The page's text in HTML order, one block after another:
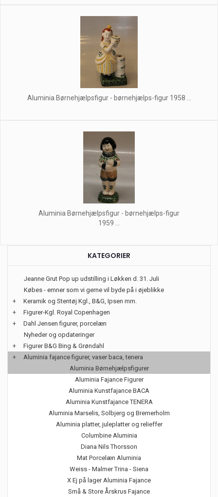
Aluminia Børnehjælpsfigur - børnehjælps-figur 1958 ...
Aluminia Børnehjælpsfigur - børnehjælps-figur
1959 ...
KATEGORIER
Jeanne Grut Pop up udstilling i Løkken d. 31. Juli
Købes - emner som vi gerne vil byde på i øjeblikke
+
Keramik og Stentøj Kgl., B&G, Ipsen mm.
+
Figurer-Kgl. Royal Copenhagen
+
Dahl Jensen figurer, porcelæn
Nyheder og opdateringer
+
Figurer B&G Bing & Grøndahl
+
Aluminia fajance figurer, vaser baca, tenera
Aluminia Børnehjælpsfigurer
Aluminia Fajance Figurer
Aluminia Kunstfajance BACA
Aluminia Kunstfajance TENERA
Aluminia Marselis, Solbjerg og Bremerholm
Aluminia platter, juleplatter og relieffer
Columbine Aluminia
Diana Nils Thorsson
Mat Porcelæn Aluminia
Weiss - Malmer Trina - Siena
X Ej på lager Aluminia Fajance
Små & Store Årskrus Fajance